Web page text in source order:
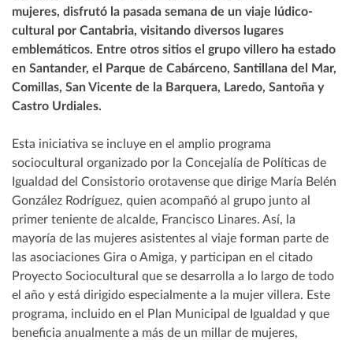
mujeres, disfrutó la pasada semana de un viaje lúdico-
cultural por Cantabria, visitando diversos lugares
emblemáticos. Entre otros sitios el grupo villero ha estado
en Santander, el Parque de Cabárceno, Santillana del Mar,
Comillas, San Vicente de la Barquera, Laredo, Santoña y
Castro Urdiales.
Esta iniciativa se incluye en el amplio programa
sociocultural organizado por la Concejalía de Políticas de
Igualdad del Consistorio orotavense que dirige María Belén
González Rodríguez, quien acompañó al grupo junto al
primer teniente de alcalde, Francisco Linares. Así, la
mayoría de las mujeres asistentes al viaje forman parte de
las asociaciones Gira o Amiga, y participan en el citado
Proyecto Sociocultural que se desarrolla a lo largo de todo
el año y está dirigido especialmente a la mujer villera. Este
programa, incluido en el Plan Municipal de Igualdad y que
beneficia anualmente a más de un millar de mujeres,